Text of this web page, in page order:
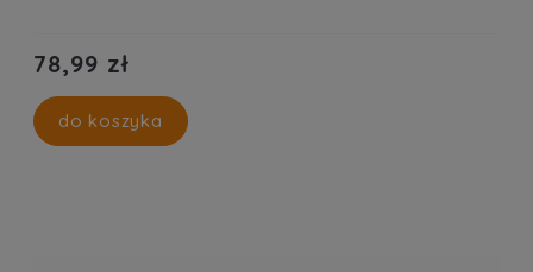
78,99 zł
do koszyka